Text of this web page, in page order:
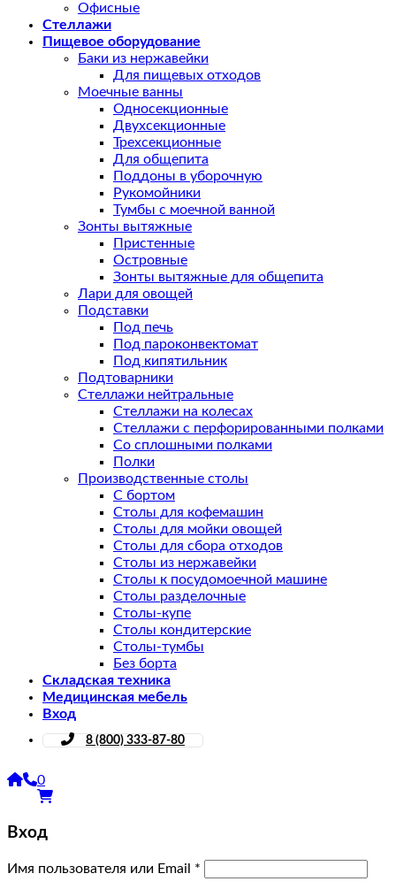
Офисные
Стеллажи
Пищевое оборудование
Баки из нержавейки
Для пищевых отходов
Моечные ванны
Односекционные
Двухсекционные
Трехсекционные
Для общепита
Поддоны в уборочную
Рукомойники
Тумбы с моечной ванной
Зонты вытяжные
Пристенные
Островные
Зонты вытяжные для общепита
Лари для овощей
Подставки
Под печь
Под пароконвектомат
Под кипятильник
Подтоварники
Стеллажи нейтральные
Стеллажи на колесах
Стеллажи с перфорированными полками
Со сплошными полками
Полки
Производственные столы
С бортом
Столы для кофемашин
Столы для мойки овощей
Столы для сбора отходов
Столы из нержавейки
Столы к посудомоечной машине
Столы разделочные
Столы-купе
Столы кондитерские
Столы-тумбы
Без борта
Складская техника
Медицинская мебель
Вход
8 (800) 333-87-80
0
Вход
Имя пользователя или Email *